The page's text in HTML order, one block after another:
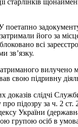
старлінків
поетапно
затримали його за
всі
зв’язку.
вилучено
свою підривну
доказів слідчі
підозру за ч. 2 ст.
України
групою осіб в